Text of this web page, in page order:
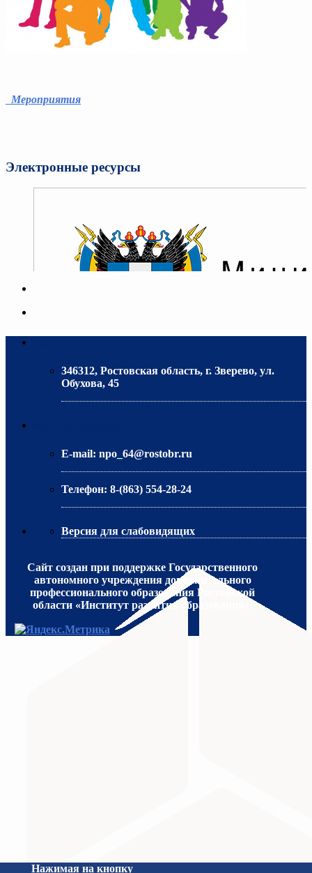
Мероприятия
Электронные ресурсы
МИНИСТЕРСТВО ПРОСВЕЩЕНИЯ
346312, Ростовская область, г. Зверево, ул.
Обухова, 45
E-mail: npo_64@rostobr.ru
Телефон: 8-(863) 554-28-24
Версия для слабовидящих
Сайт создан при поддержке Государственного
автономного учреждения дополнительного
профессионального образования Ростовской
области «Институт развития образования».
Нажимая на кнопку